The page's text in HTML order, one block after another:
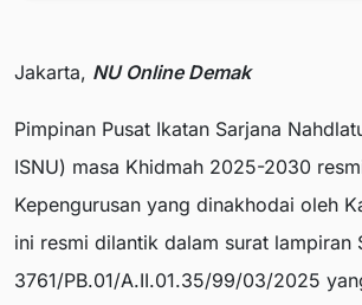
Jakarta, NU Online Demak
Pimpinan Pusat Ikatan Sarjana
ISNU) masa Khidmah 2025-2030
Kepengurusan yang dinakhodai oleh
ini resmi dilantik dalam surat lampiran
3761/PB.01/A.II.01.35/99/03/2025